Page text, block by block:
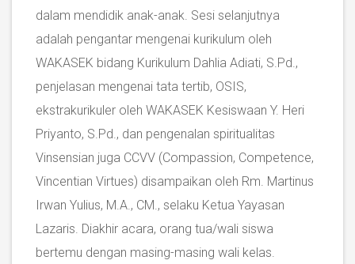
dalam mendidik anak-anak. Sesi selanjutnya
adalah pengantar mengenai kurikulum oleh
WAKASEK bidang Kurikulum Dahlia Adiati, S.Pd.,
penjelasan mengenai tata tertib, OSIS,
ekstrakurikuler oleh WAKASEK Kesiswaan Y. Heri
Priyanto, S.Pd., dan pengenalan spiritualitas
Vinsensian juga CCVV (Compassion, Competence,
Vincentian Virtues) disampaikan oleh Rm. Martinus
Irwan Yulius, M.A., CM., selaku Ketua Yayasan
Lazaris. Diakhir acara, orang tua/wali siswa
bertemu dengan masing-masing wali kelas.